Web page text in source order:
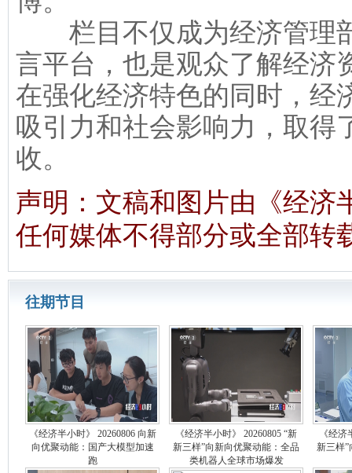
栏目不仅成为经济管理
言平台，也是观众了解经济
在强化经济特色的同时，经
吸引力和社会影响力，取得
收。
声明：文稿和图片由《经济
任何媒体不得部分或全部转
往期节目
《经济半小时》 20260806 向新
向优聚动能：国产大模型加速
跑
《经济半小时》 20260805 “新
新三样”向新向优聚动能：全品
类机器人全球市场爆发
《经
新三样